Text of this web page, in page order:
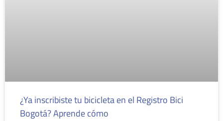
¿Ya inscribiste tu bicicleta en el Registro Bici
Bogotá? Aprende cómo